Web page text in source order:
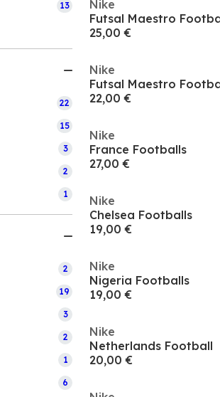
13
22
15
3
2
1
2
19
3
2
1
6
Nike
Futsal Maestro
25,00 €
Nike
Futsal Maestro
22,00 €
Nike
France Footballs
27,00 €
Nike
Chelsea Footballs
19,00 €
Nike
Nigeria Footballs
19,00 €
Nike
Netherlands Football
20,00 €